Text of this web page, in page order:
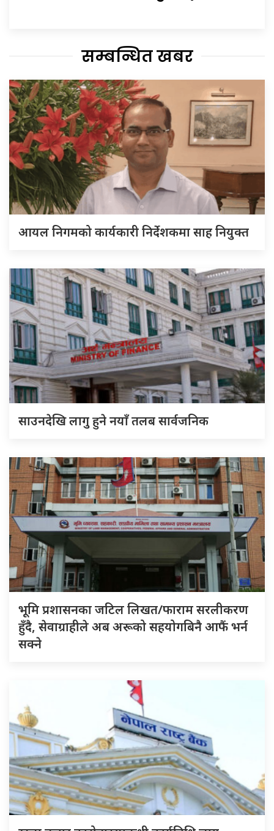
सम्बन्धित खबर
आयल निगमको कार्यकारी निर्देशकमा साह नियुक्त
साउनदेखि लागु हुने नयाँ तलब सार्वजनिक
भूमि प्रशासनका जटिल लिखत/फाराम सरलीकरण
हुँदै, सेवाग्राहीले अब अरूको सहयोगबिनै आफैं भर्न
सक्ने